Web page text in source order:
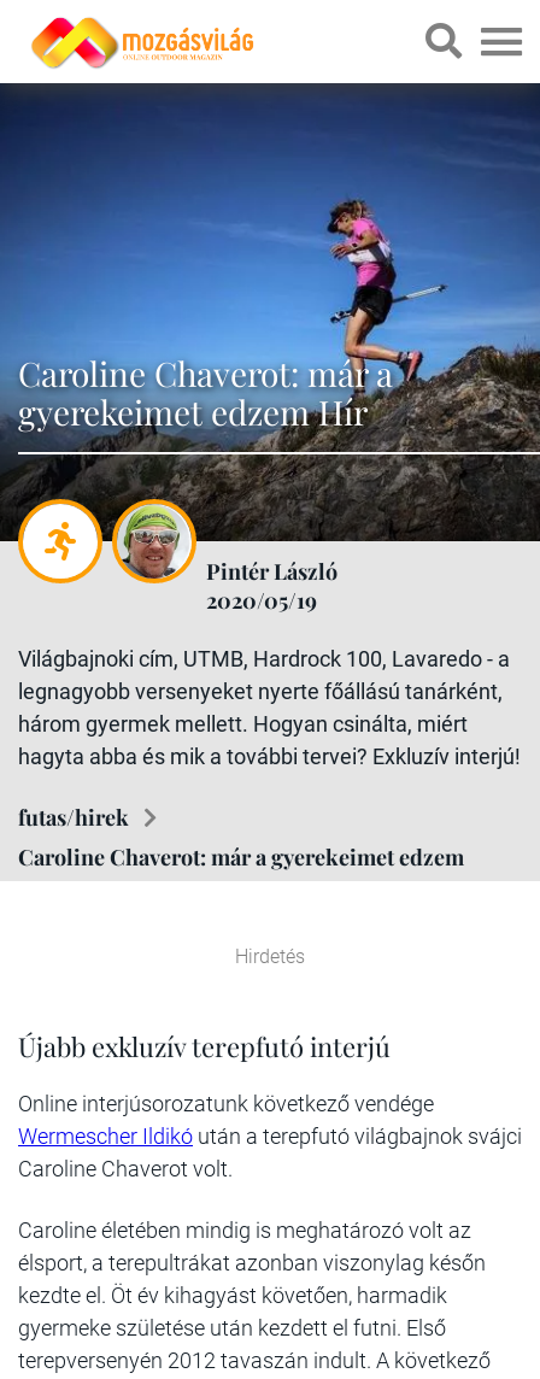
Caroline Chaverot: már a
gyerekeimet edzem Hír
Pintér László
2020/05/19
Világbajnoki cím, UTMB, Hardrock 100, Lavaredo - a
legnagyobb versenyeket nyerte főállású tanárként,
három gyermek mellett. Hogyan csinálta, miért
hagyta abba és mik a további tervei? Exkluzív interjú!
futas/hirek
Caroline Chaverot: már a gyerekeimet edzem
Hirdetés
Újabb exkluzív terepfutó interjú
Online interjúsorozatunk következő vendége
Wermescher Ildikó után a terepfutó világbajnok svájci
Caroline Chaverot volt.
Caroline életében mindig is meghatározó volt az
élsport, a terepultrákat azonban viszonylag későn
kezdte el. Öt év kihagyást követően, harmadik
gyermeke születése után kezdett el futni. Első
terepversenyén 2012 tavaszán indult. A következő